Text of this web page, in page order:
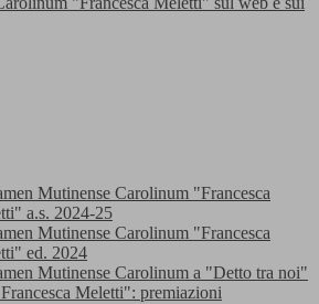
Mutinense Carolinum "Francesca
a.s. 2024-25
Mutinense Carolinum "Francesca
ed. 2024
Mutinense Carolinum a "Detto tra noi"
Meletti": premiazioni